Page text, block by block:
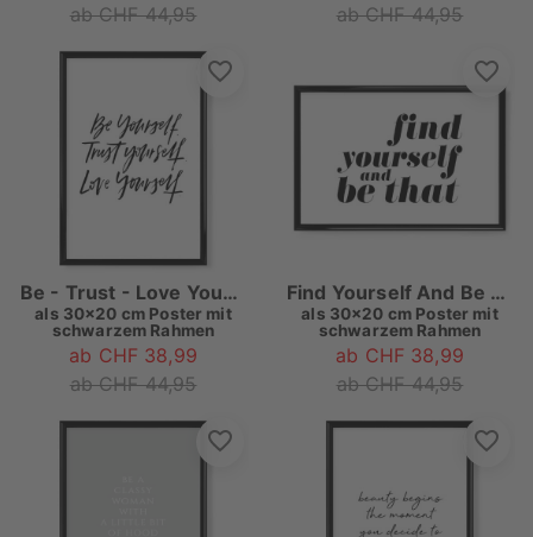
ab CHF 44,95
ab CHF 44,95
Be - Trust - Love Yourself
als 30x20 cm Poster mit
schwarzem Rahmen
ab CHF 38,99
ab CHF 44,95
Find Yourself And Be That Quote
als 30x20 cm Poster mit
schwarzem Rahmen
ab CHF 38,99
ab CHF 44,95